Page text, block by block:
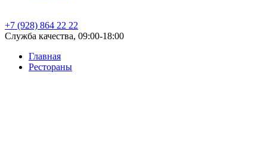
+7 (928) 864 22 22
Служба качества, 09:00-18:00
Главная
Рестораны